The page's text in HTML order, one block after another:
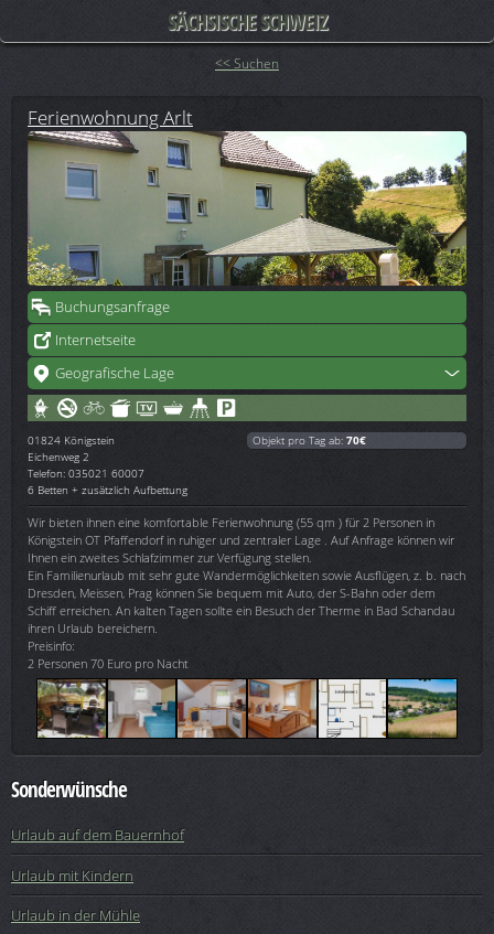
SÄCHSISCHE SCHWEIZ
<< Suchen
Ferienwohnung Arlt
Buchungsanfrage
Internetseite
Geografische Lage
01824 Königstein
Eichenweg 2
Telefon: 035021 60007
6 Betten + zusätzlich Aufbettung
Objekt pro Tag ab: 70€
Wir bieten ihnen eine komfortable Ferienwohnung (55 qm ) für 2 Personen in
Königstein OT Pfaffendorf in ruhiger und zentraler Lage . Auf Anfrage können wir
Ihnen ein zweites Schlafzimmer zur Verfügung stellen.
Ein Familienurlaub mit sehr gute Wandermöglichkeiten sowie Ausflügen, z. b. nach
Dresden, Meissen, Prag können Sie bequem mit Auto, der S-Bahn oder dem
Schiff erreichen. An kalten Tagen sollte ein Besuch der Therme in Bad Schandau
ihren Urlaub bereichern.
Preisinfo:
2 Personen 70 Euro pro Nacht
Sonderwünsche
Urlaub auf dem Bauernhof
Urlaub mit Kindern
Urlaub in der Mühle